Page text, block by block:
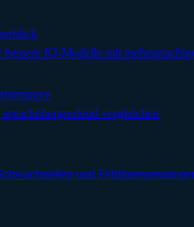
KI-Modelle mit
vergleichen
und